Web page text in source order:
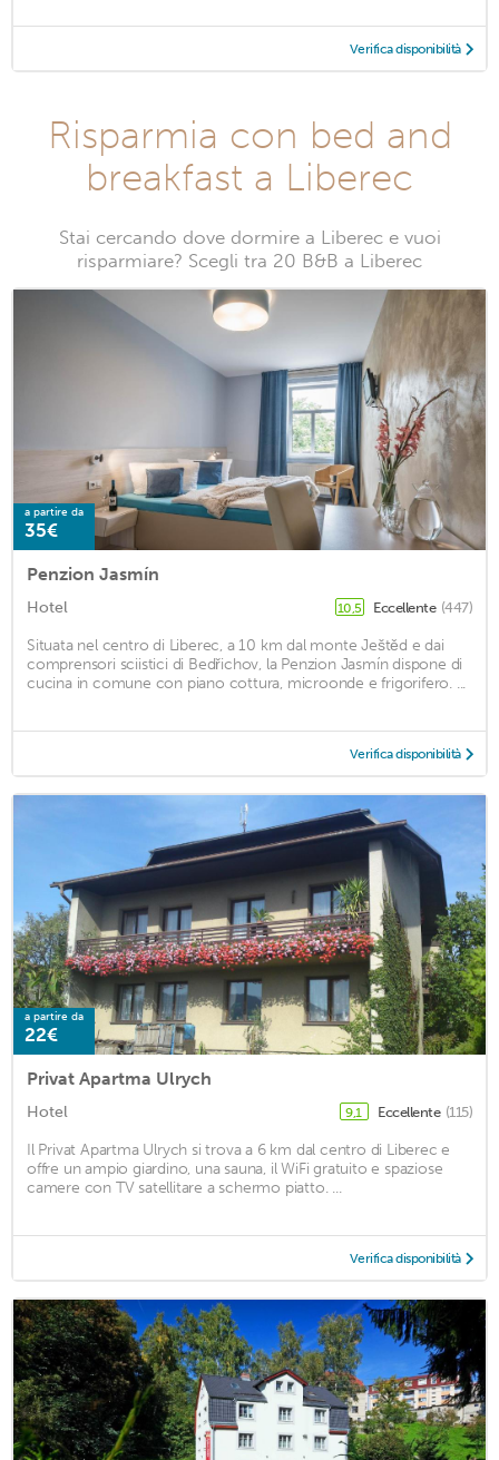
Verifica disponibilità
Risparmia con bed and
breakfast a Liberec
Stai cercando dove dormire a Liberec e vuoi
risparmiare? Scegli tra 20 B&B a Liberec
a partire da
35€
Penzion Jasmín
Hotel 10,5 Eccellente (447)
Situata nel centro di Liberec, a 10 km dal monte Ještěd e dai
comprensori sciistici di Bedřichov, la Penzion Jasmín dispone di
cucina in comune con piano cottura, microonde e frigorifero. ...
Verifica disponibilità
a partire da
22€
Privat Apartma Ulrych
Hotel 9,1 Eccellente (115)
Il Privat Apartma Ulrych si trova a 6 km dal centro di Liberec e
offre un ampio giardino, una sauna, il WiFi gratuito e spaziose
camere con TV satellitare a schermo piatto. ...
Verifica disponibilità